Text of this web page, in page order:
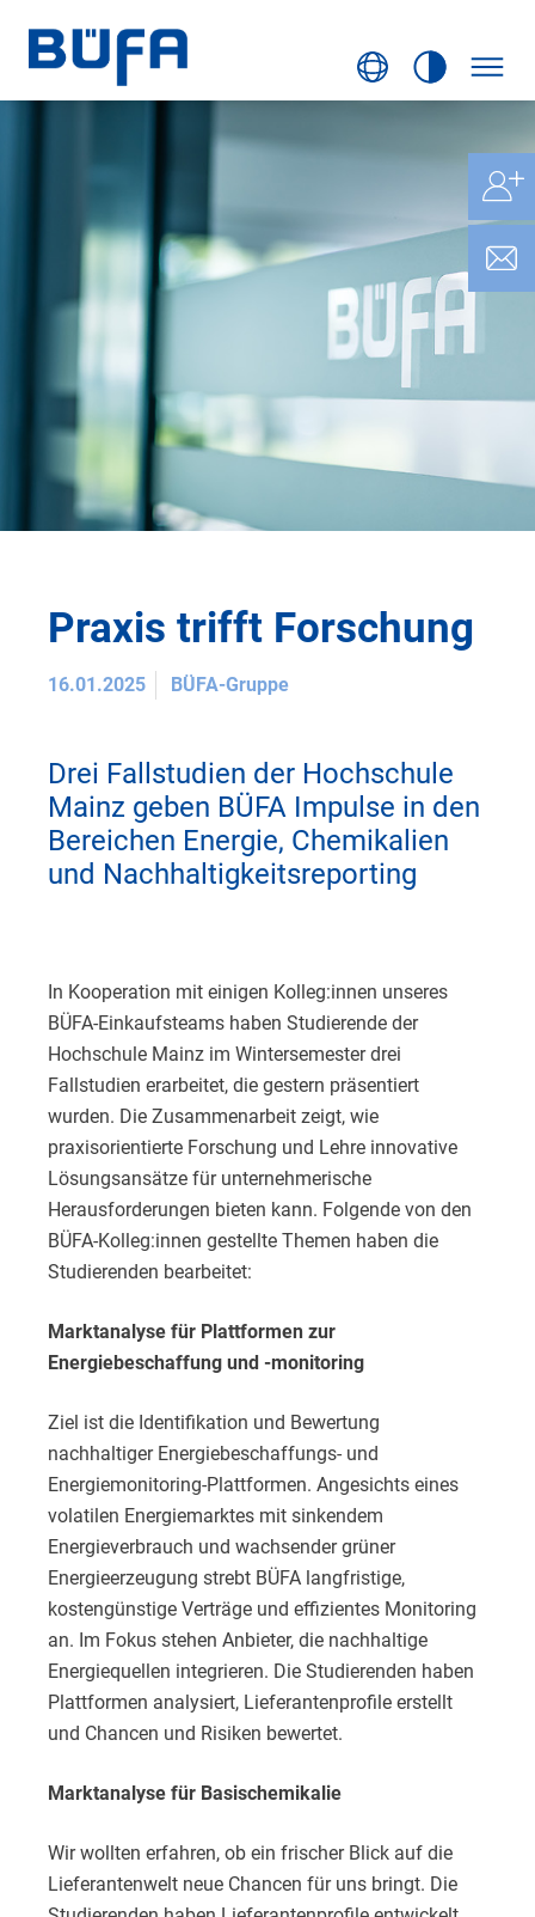
Praxis trifft Forschung
16.01.2025 BÜFA-Gruppe
Drei Fallstudien der Hochschule
Mainz geben BÜFA Impulse in den
Bereichen Energie, Chemikalien
und Nachhaltigkeitsreporting
In Kooperation mit einigen Kolleg:innen unseres
BÜFA-Einkaufsteams haben Studierende der
Hochschule Mainz im Wintersemester drei
Fallstudien erarbeitet, die gestern präsentiert
wurden. Die Zusammenarbeit zeigt, wie
praxisorientierte Forschung und Lehre innovative
Lösungsansätze für unternehmerische
Herausforderungen bieten kann. Folgende von den
BÜFA-Kolleg:innen gestellte Themen haben die
Studierenden bearbeitet:
Marktanalyse für Plattformen zur
Energiebeschaffung und -monitoring
Ziel ist die Identifikation und Bewertung
nachhaltiger Energiebeschaffungs- und
Energiemonitoring-Plattformen. Angesichts eines
volatilen Energiemarktes mit sinkendem
Energieverbrauch und wachsender grüner
Energieerzeugung strebt BÜFA langfristige,
kostengünstige Verträge und effizientes Monitoring
an. Im Fokus stehen Anbieter, die nachhaltige
Energiequellen integrieren. Die Studierenden haben
Plattformen analysiert, Lieferantenprofile erstellt
und Chancen und Risiken bewertet.
Marktanalyse für Basischemikalie
Wir wollten erfahren, ob ein frischer Blick auf die
Lieferantenwelt neue Chancen für uns bringt. Die